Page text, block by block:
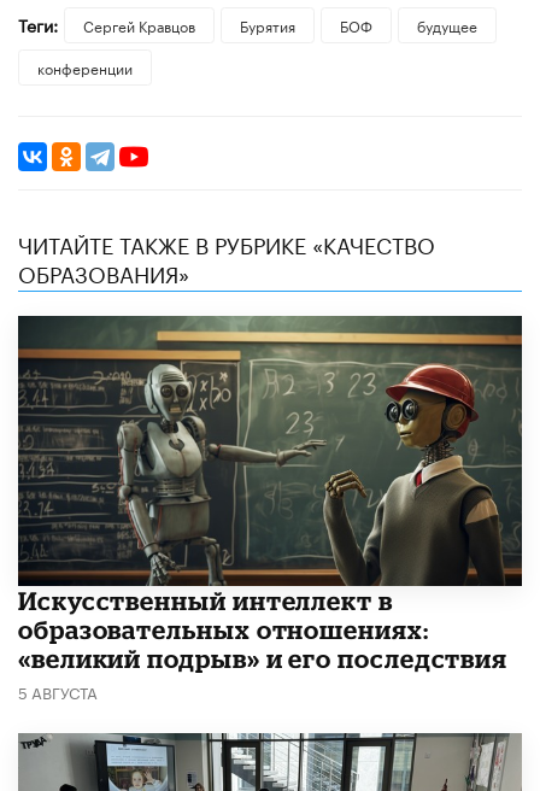
Теги:
Сергей Кравцов Бурятия БОФ
будущее
конференции
ЧИТАЙТЕ ТАКЖЕ В РУБРИКЕ «КАЧЕСТВО
ОБРАЗОВАНИЯ»
​Искусственный интеллект в
образовательных отношениях:
«великий подрыв» и его последствия
5 АВГУСТА